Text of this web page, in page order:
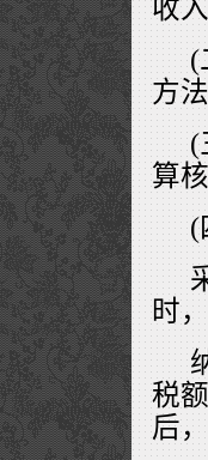
收
(
方
(
算
(
时
税
后